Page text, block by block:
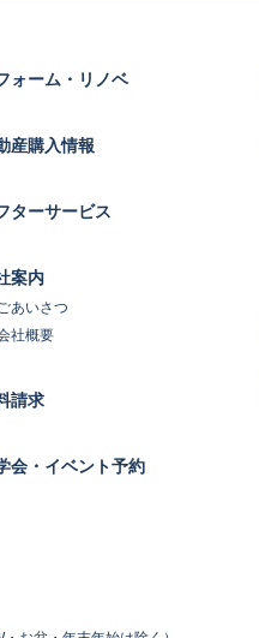
ォーム・リノベ
産購入情報
ターサービス
案内
あいさつ
社概要
請求
会・イベント予約